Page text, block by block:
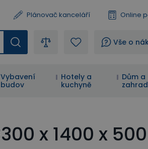
Plánovač kanceláří Online
? Vše o
Vybavení
budov
Hotely a
kuchyně
Dům a
x 1400 x 500